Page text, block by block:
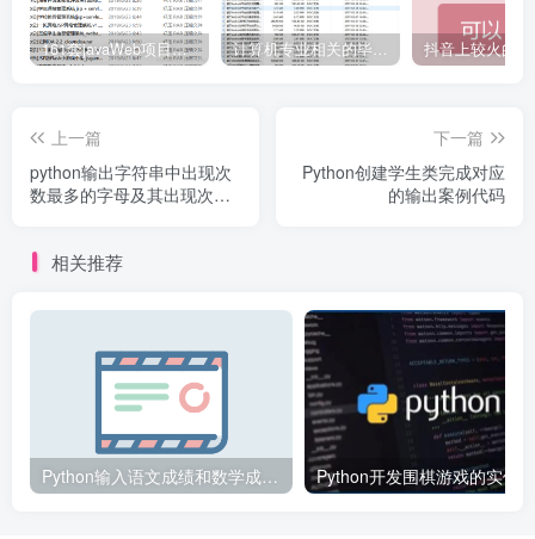
161套javaWeb项目源码免费分享 计算机专业相关的毕业设计论文合集免费下载
上一篇
python输出字符串中出现次
数最多的字母及其出现次数
下一篇
Python创建学生类完成对应
的输出案例代码
相关推荐
Python输入语文成绩和数学成绩并计算总成绩和平均成绩案例代码